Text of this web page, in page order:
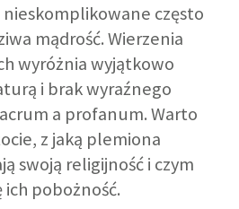
często
mądrość. Wierzenia
wyróżnia wyjątkowo
i brak wyraźnego
a profanum. Warto
z jaką plemiona
swoją religijność i czym
pobożność.